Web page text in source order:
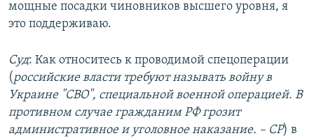
мощные посадки чиновников высшего уровня, я
это поддерживаю.
Cуд: Как относитесь к проводимой спецоперации
(российские власти требуют называть войну в
Украине "СВО", специальной военной операцией. В
противном случае гражданим РФ грозит
административное и уголовное наказание. – СР) в